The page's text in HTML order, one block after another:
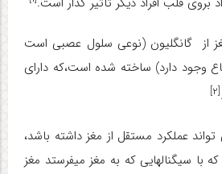
از گانگلیون (نوعی سلول عصبی است
وجود دارد) ساخته شده است،که دارای
[۲]
عملکرد مستقل از مغز داشته باشد،
سیگنال­هایی که به مغز می­فرستد مغز